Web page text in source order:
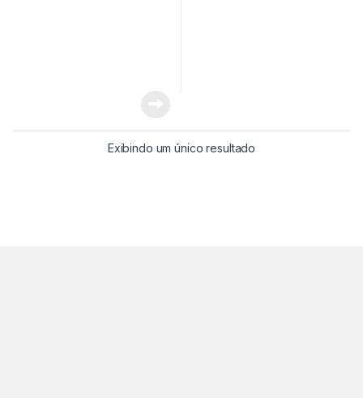
Exibindo um único resultado